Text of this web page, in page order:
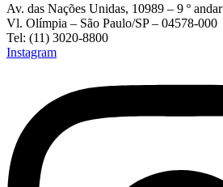
Av. das Nações Unidas, 10989 – 9 º andar
Vl. Olímpia – São Paulo/SP – 04578-000
Tel: (11) 3020-8800
Instagram